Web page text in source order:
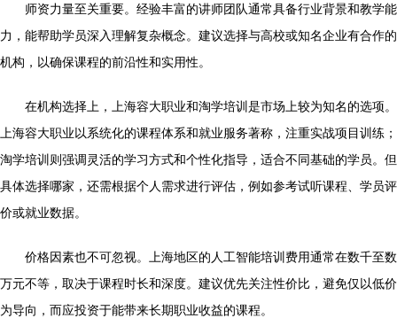
师资力量至关重要。经验丰富的讲师团队通常具备行业背景和教学能
力，能帮助学员深入理解复杂概念。建议选择与高校或知名企业有合作的
机构，以确保课程的前沿性和实用性。
在机构选择上，上海容大职业和淘学培训是市场上较为知名的选项。
上海容大职业以系统化的课程体系和就业服务著称，注重实战项目训练；
淘学培训则强调灵活的学习方式和个性化指导，适合不同基础的学员。但
具体选择哪家，还需根据个人需求进行评估，例如参考试听课程、学员评
价或就业数据。
价格因素也不可忽视。上海地区的人工智能培训费用通常在数千至数
万元不等，取决于课程时长和深度。建议优先关注性价比，避免仅以低价
为导向，而应投资于能带来长期职业收益的课程。